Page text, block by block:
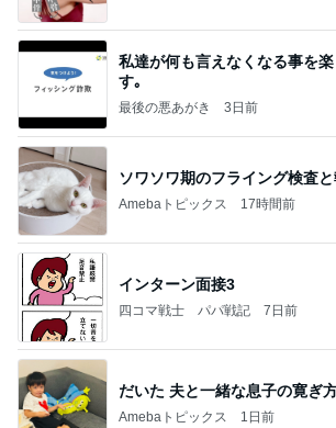
私達が何も言えなくなる事を
す｡
最後の悪あがき 3日前
ソワソワ期のフライング検査
Amebaトピックス 17時間前
インターン面接3
四コマ戦士 パパ戦記 7日前
だいた 夫と一緒な息子の寛ぎ
Amebaトピックス 1日前